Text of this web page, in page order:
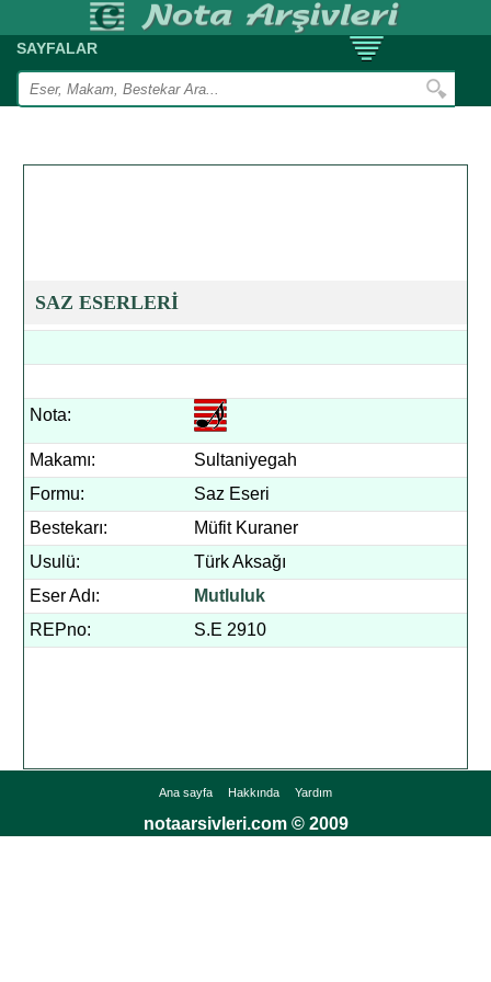
SAYFALAR
SAZ ESERLERİ
Nota:
Makamı:
Sultaniyegah
Formu:
Saz Eseri
Bestekarı:
Müfit Kuraner
Usulü:
Türk Aksağı
Eser Adı:
Mutluluk
REPno:
S.E 2910
Ana sayfa Hakkında Yardım
notaarsivleri.com © 2009